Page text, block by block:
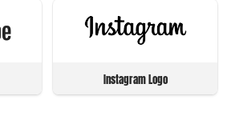
Instagram Logo